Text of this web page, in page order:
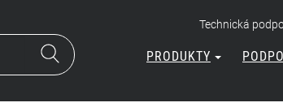
Technická
PRODUKTY